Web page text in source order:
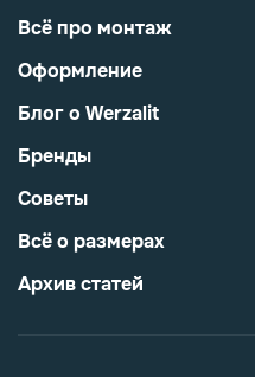
Всё про монтаж
Оформление
Блог о Werzalit
Бренды
Советы
Всё о размерах
Архив статей